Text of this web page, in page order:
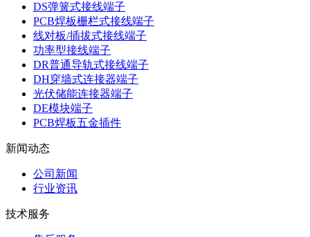
DS弹簧式接线端子
PCB焊板栅栏式接线端子
线对板/插拔式接线端子
功率型接线端子
DR普通导轨式接线端子
DH穿墙式连接器端子
光伏储能连接器端子
DE模块端子
PCB焊板五金插件
新闻动态
公司新闻
行业资讯
技术服务